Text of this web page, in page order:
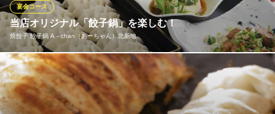
コスパ抜群な餃子居酒屋
ＪＲ東西線北新地駅 徒歩2分
大阪府大阪市北区曽根崎新地1-6-24
当店オリジナル「餃子鍋」を楽しむ！
焼餃子 餃子鍋 A－chan（あーちゃん）北新地
宴会コース
当店のコース料理は名物の餃子鍋が楽しめます！満州仕込、３代
に渡り受け継がれてきた伝統の手作り餃子。国内産牛肉と沖縄産
うかじ豚の合挽きを使い、大小の太さに切り分けたネギだけで作
った餡と、製麺所と共同開発をしたモチモチでツルツルの破れに